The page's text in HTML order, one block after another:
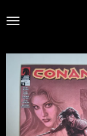
direct
de
hoofdinhoud